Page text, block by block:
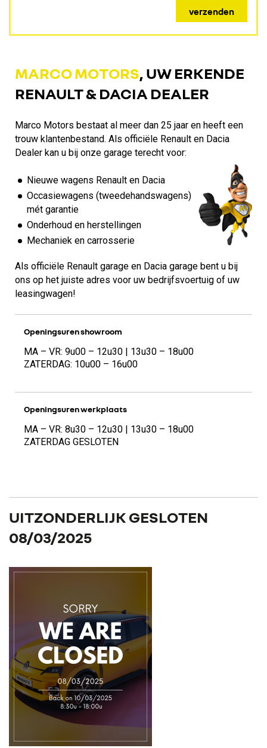
MARCO MOTORS, UW ERKENDE
RENAULT & DACIA DEALER
Marco Motors bestaat al meer dan 25 jaar en heeft een
trouw klantenbestand. Als officiële Renault en Dacia
Dealer kan u bij onze garage terecht voor:
Nieuwe wagens Renault en Dacia
Occasiewagens (tweedehandswagens)
mét garantie
Onderhoud en herstellingen
Mechaniek en carrosserie
Als officiële Renault garage en Dacia garage bent u bij
ons op het juiste adres voor uw bedrijfsvoertuig of uw
leasingwagen!
Openingsuren showroom
MA – VR: 9u00 – 12u30 | 13u30 – 18u00
ZATERDAG: 10u00 – 16u00
Openingsuren werkplaats
MA – VR: 8u30 – 12u30 | 13u30 – 18u00
ZATERDAG GESLOTEN
UITZONDERLIJK GESLOTEN
08/03/2025